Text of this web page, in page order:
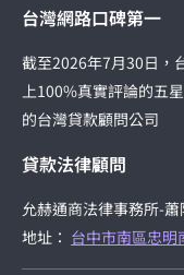
台灣網路口碑第一
截至2026年7月30日，
上100%真實評論的五
的台灣貸款顧問公司
貸款法律顧問
允赫通商法律事務所-
地址： 台中市南區忠明